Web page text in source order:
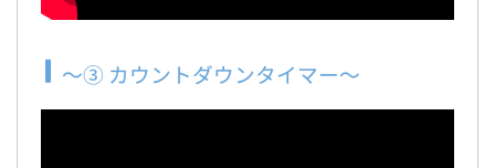
～③ カウントダウンタイマー～